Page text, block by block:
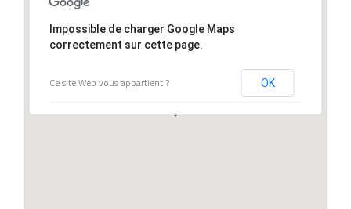
Impossible de charger Google Maps
correctement sur cette page.
Ce site Web vous appartient ? OK